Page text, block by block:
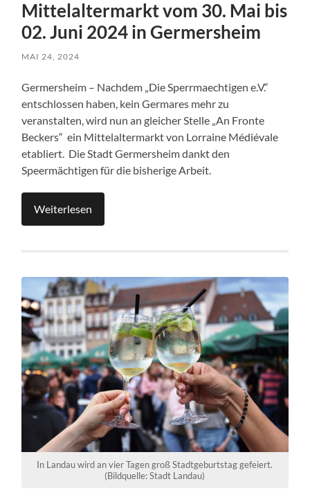
Mittelaltermarkt vom 30. Mai bis
02. Juni 2024 in Germersheim
MAI 24, 2024
Germersheim – Nachdem „Die Sperrmaechtigen e.V.“
entschlossen haben, kein Germares mehr zu
veranstalten, wird nun an gleicher Stelle „An Fronte
Beckers“ ein Mittelaltermarkt von Lorraine Médiévale
etabliert. Die Stadt Germersheim dankt den
Speermächtigen für die bisherige Arbeit.
Weiterlesen
In Landau wird an vier Tagen groß Stadtgeburtstag gefeiert.
(Bildquelle: Stadt Landau)